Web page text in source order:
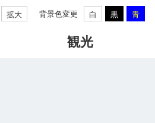
拡大 背景色変更 白 黒 青
観光